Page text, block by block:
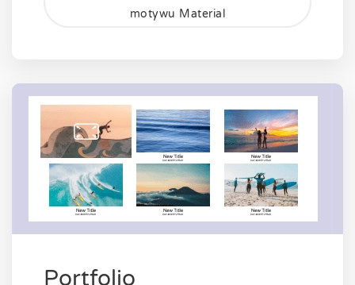
motywu Material
Portfolio